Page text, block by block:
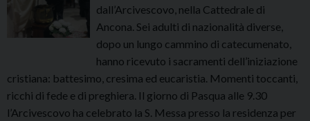
dall’Arcivescovo, nella Cattedrale di
Ancona. Sei adulti di nazionalità diverse,
dopo un lungo cammino di catecumenato,
hanno ricevuto i sacramenti dell’iniziazione
cristiana: battesimo, cresima ed eucaristia. Momenti toccanti,
ricchi di fede e di preghiera. Il giorno di Pasqua alle 9.30
l’Arcivescovo ha celebrato la S. Messa presso la residenza per